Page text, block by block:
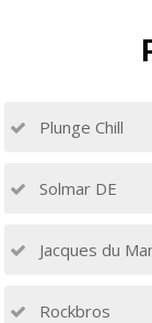
Plunge Chill
Solmar DE
Jacques du
Rockbros